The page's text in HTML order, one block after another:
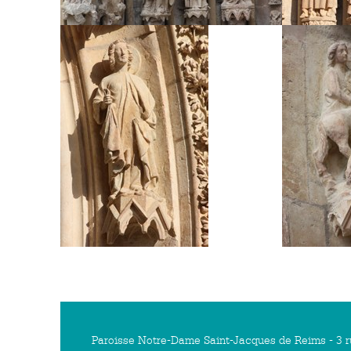
Paroisse Notre-Dame Saint-Jacques de Reims - 3